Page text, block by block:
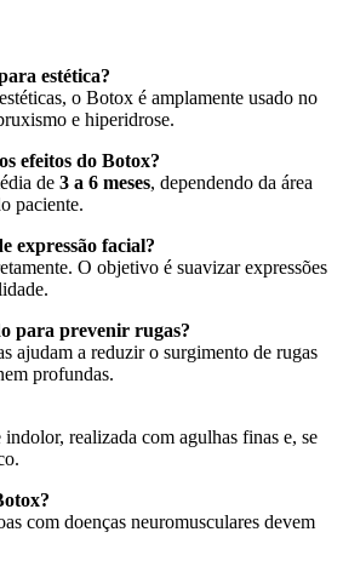
estética?
o Botox é amplamente usado no
e hiperidrose.
efeitos do Botox?
de3 a 6 meses, dependendo da área
paciente.
expressão facial?
O objetivo é suavizar expressões
para prevenir rugas?
ajudam a reduzir o surgimento de rugas
profundas.
realizada com agulhas finas e, se
com doenças neuromusculares devem